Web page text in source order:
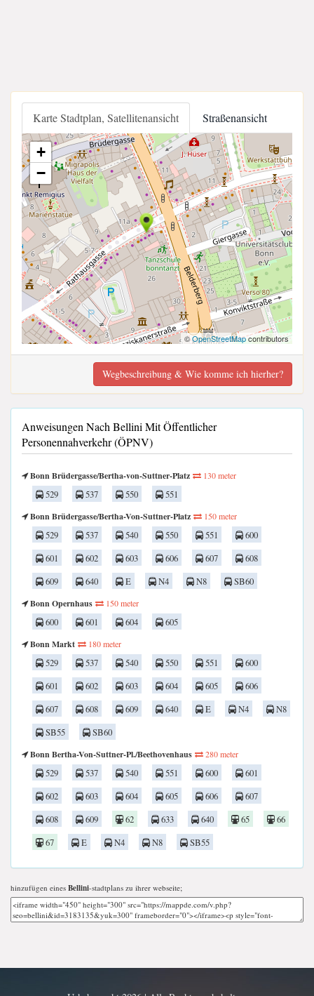
Karte Stadtplan, Satellitenansicht Straßenansicht
+
−
©OpenStreetMapcontributors
Wegbeschreibung & Wie komme ich hierher?
Anweisungen Nach Bellini Mit Öffentlicher
Personennahverkehr (ÖPNV)
Bonn Brüdergasse/Bertha-von-Suttner-Platz 130 meter
529 537 550
551
Bonn Brüdergasse/Bertha-Von-Suttner-Platz
150 meter
529 537 540 550 551
600
601
602 603 606 607
608
609
640 E N4 N8
SB60
Bonn Opernhaus
150 meter
600 601 604
605
Bonn Markt
180 meter
529 537 540 550 551
600
601
602 603 604 605
606
607
608 609 640 E N4
N8
SB55
SB60
Bonn Bertha-Von-Suttner-Pl./Beethovenhaus
280 meter
529 537 540 551 600
601
602
603 604 605 606
607
608
609 62 633 640 65
66
67
E N4 N8 SB55
hinzufügen eines Bellini-stadtplans zu ihrer webseite;